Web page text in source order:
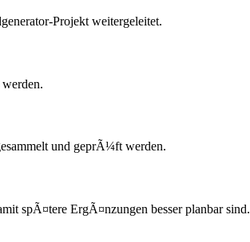
Projekt weitergeleitet.
und geprÃ¼ft werden.
spÃ¤tere ErgÃ¤nzungen besser planbar sind.